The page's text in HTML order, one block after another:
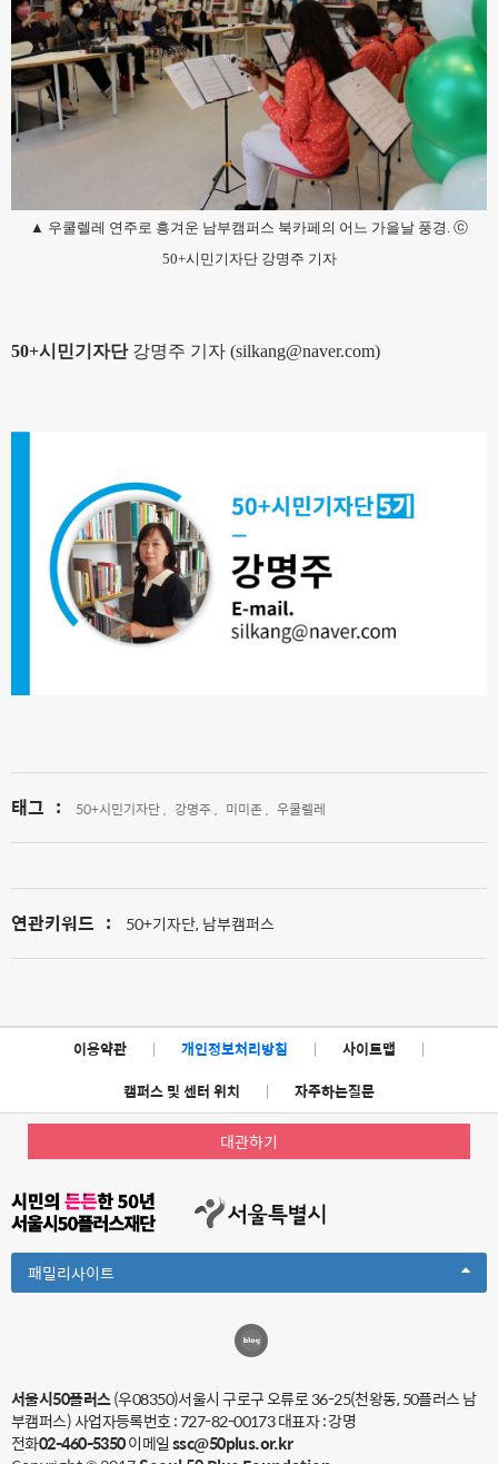
▲ 우쿨렐레 연주로 흥겨운 남부캠퍼스 북카페의 어느 가을날 풍경. ⓒ
50+시민기자단 강명주 기자
50+시민기자단강명주 기자 (silkang@naver.com)
태그 : 50+시민기자단 , 강명주 , 미미존 , 우쿨렐레
연관키워드 : 50+기자단, 남부캠퍼스
이용약관 | 개인정보처리방침 | 사이트맵
|
캠퍼스 및 센터 위치
| 자주하는질문
대관하기
패밀리사이트Toggle
Dropdown
서울시50플러스(우08350)서울시 구로구 오류로 36-25(천왕동, 50플러스 남
부캠퍼스)사업자등록번호 : 727-82-00173대표자 : 강명
전화02-460-5350이메일ssc@50plus.or.kr